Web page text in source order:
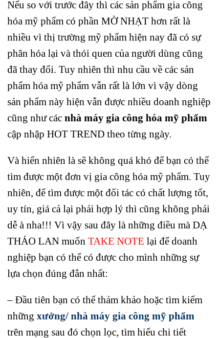
Nếu so với trước đây thì các sản phẩm gia công
hóa mỹ phẩm có phần MỜ NHẠT hơn rất là
nhiều vì thị trường mỹ phẩm hiện nay đã có sự
phân hóa lại và thói quen của người dùng cũng
đã thay đổi. Tuy nhiên thì nhu cầu về các sản
phẩm hóa mỹ phẩm vẫn rất là lớn vì vậy dòng
sản phẩm này hiện vẫn được nhiều doanh nghiệp
cũng như các nhà máy gia công hóa mỹ phẩm
cập nhập HOT TREND theo từng ngày.
Và hiển nhiên là sẽ không quá khó để bạn có thể
tìm được một đơn vị gia công hóa mỹ phẩm. Tuy
nhiên, để tìm được một đối tác có chất lượng tốt,
uy tín, giá cả lại phải hợp lý thì cũng không phải
dễ à nha!!! Vì vậy sau đây là những điều mà DẠ
THẢO LAN muốn TAKE NOTE lại để doanh
nghiệp bạn có thể có được cho mình những sự
lựa chọn đúng đắn nhất:
– Đầu tiên bạn có thể thảm khảo hoặc tìm kiếm
những xưởng/ nhà máy gia công mỹ phẩm
trên mạng sau đó chọn lọc, tìm hiểu chi tiết